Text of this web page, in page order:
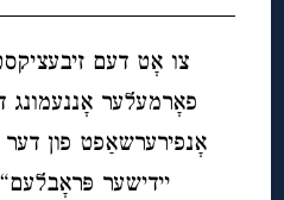
צו אָט דעם
פאָרמעלער אָננעמונג
אָנפירערשאַפט פון דער
יידישער